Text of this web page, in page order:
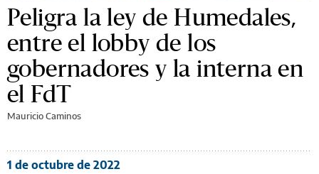
Peligra la ley de Humedales,
entre el lobby de los
gobernadores y la interna en
el FdT
Mauricio Caminos
1 de octubre de 2022